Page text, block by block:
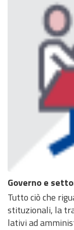
Governo e
Tutto ciò che
stituzionali, la
lativi ad